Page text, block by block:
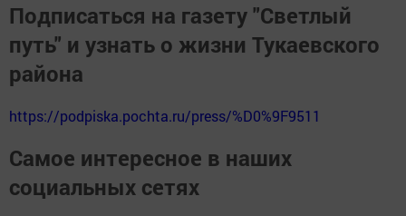
Подписаться на газету "Светлый
путь" и узнать о жизни Тукаевского
района
https://podpiska.pochta.ru/press/%D0%9F9511
Самое интересное в наших
социальных сетях